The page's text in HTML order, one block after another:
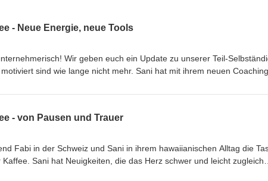
- Neue Energie, neue Tools
Wir geben euch ein Update zu unserer Teil-
sind wie lange nicht mehr. Sani hat mit ihrem neuen
🚀 Und auch bei Fabi tut sich was: Mit dem neurozentralen Ansatz
beide gerade total begeistert: Wie KI uns hilft, uns selbst nochmal neu
Dinge anders zu denken, neue Perspektiven einzunehmen und
Art voranzutreiben. Und ehrlich? Das macht gerade alles nochmal
wir über: 🎯 Sanis neues Coaching-Angebot und das Gefühl von
- von Pausen und Trauer
Fabi in der Schweiz und Sani in ihrem hawaiianischen Alltag die
Sani hat Neuigkeiten, die das Herz schwer und leicht zugleich